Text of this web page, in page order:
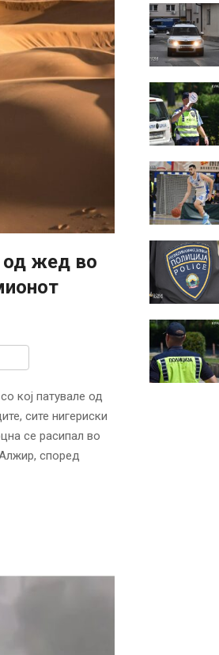
од жед во
кој патувале од
сите нигериски
се расипал во
според